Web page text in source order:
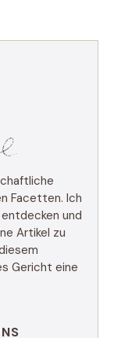
Facetten. Ich
und
Artikel zu
Gericht eine